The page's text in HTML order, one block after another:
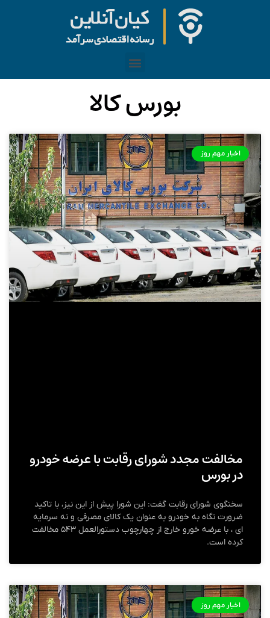
بورس کالا
اخبار مهم روز
مخالفت مجدد شورای رقابت با عرضه خودرو
در بورس
سخنگوی شورای رقابت گفت: این شورا پیش از این نیز، با تاکید
ضرورت نگاه به خودرو به عنوان یک کالای مصرفی و نه سرمایه
ای ، با عرضه خورو خارج از چهارچوب دستورالعمل ۵۴۳ مخالفت
کرده است.
اخبار مهم روز